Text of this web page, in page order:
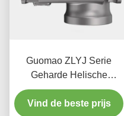
Guomao ZLYJ Serie
Geharde Helische
Tandwielreductoren voor
Kunststof Extruders
Vind de beste prijs